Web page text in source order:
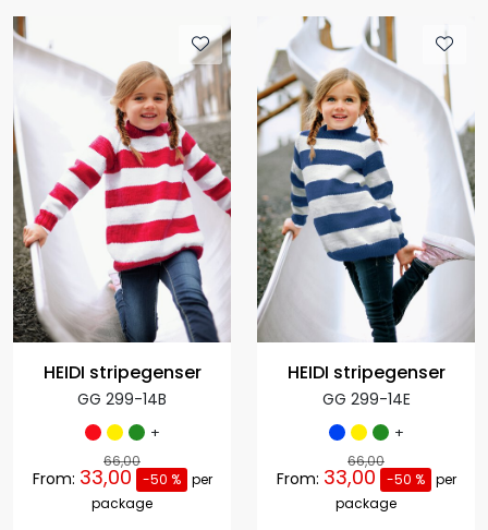
HEIDI stripegenser
GG 299-14B
+
66,00
From: 33,00 -50 %
per
package
HEIDI stripegenser
GG 299-14E
+
66,00
From: 33,00 -50 %
per
package